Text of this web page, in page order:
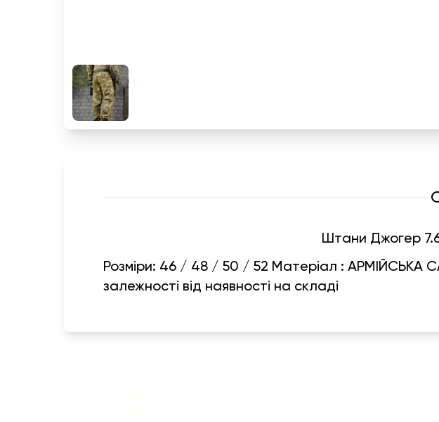
Штани Джогер
Розміри: 46 / 48 / 50 / 52 Матеріал : АРМІЙСЬКА
залежності від наявності на складі